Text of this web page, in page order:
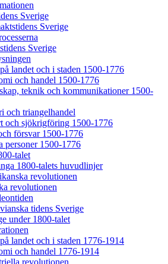
Sverige
Sverige
Sverige
landet och i staden 1500-1776
och handel 1500-1776
teknik och kommunikationer 1500-
och triangelhandel
och sjökrigföring 1500-1776
försvar 1500-1776
personer 1500-1776
talet
1800-talets huvudlinjer
revolutionen
revolutionen
tidens Sverige
under 1800-talet
landet och i staden 1776-1914
och handel 1776-1914
revolutionen